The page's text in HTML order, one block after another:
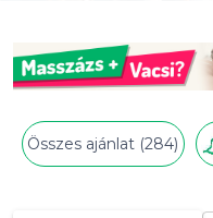
Összes ajánlat (284)